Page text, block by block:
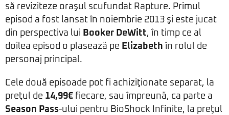
să reviziteze oraşul scufundat Rapture. Primul
episod a fost lansat în noiembrie 2013 şi este jucat
din perspectiva lui Booker DeWitt, în timp ce al
doilea episod o plasează pe Elizabeth în rolul de
personaj principal.
Cele două episoade pot fi achiziţionate separat, la
preţul de 14,99€ fiecare, sau împreună, ca parte a
Season Pass-ului pentru BioShock Infinite, la preţul